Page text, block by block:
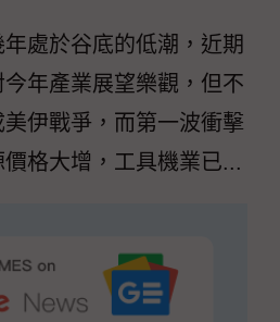
處於谷底的低潮，近期
年產業展望樂觀，但不
伊戰爭，而第一波衝擊
格大增，工具機業已...